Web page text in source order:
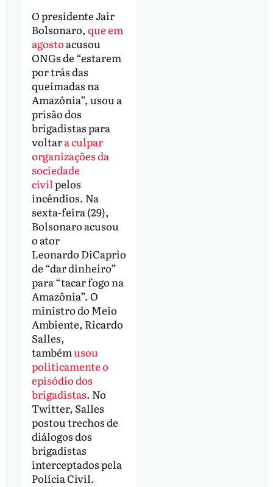
O presidente Jair
Bolsonaro, que em
agosto acusou
ONGs de “estarem
por trás das
queimadas na
Amazônia”, usou a
prisão dos
brigadistas para
voltara culpar
organizações da
sociedade
civilpelos
incêndios. Na
sexta-feira (29),
Bolsonaro acusou
o ator
Leonardo DiCaprio
de “dar dinheiro”
para “tacar fogo na
Amazônia”. O
ministro do Meio
Ambiente, Ricardo
Salles,
tambémusou
politicamente o
episódio dos
brigadistas. No
Twitter, Salles
postou trechos de
diálogos dos
brigadistas
interceptados pela
Polícia Civil.